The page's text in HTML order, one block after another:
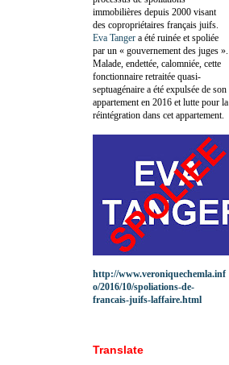
immobilières depuis 2000 visant
des copropriétaires français juifs.
Eva Tanger a été ruinée et spoliée
par un « gouvernement des juges ».
Malade, endettée, calomniée, cette
fonctionnaire retraitée quasi-
septuagénaire a été expulsée de son
appartement en 2016 et lutte pour la
réintégration dans cet appartement.
http://www.veroniquechemla.inf
o/2016/10/spoliations-de-
francais-juifs-laffaire.html
Translate